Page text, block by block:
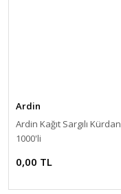
Ardin
Ardin Kağıt Sargılı Kürdan
1000'li
0,00 TL